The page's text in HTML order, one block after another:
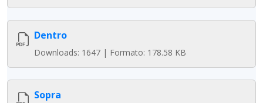
Dentro
Downloads: 1647 | Formato: 178.58 KB
Sopra